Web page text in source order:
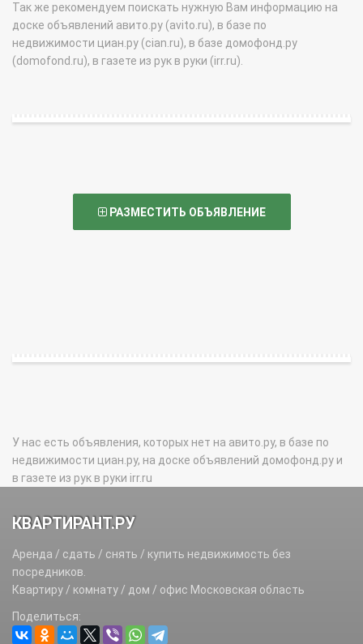
Так же рекомендуем поискать нужную Вам информацию на
доске объявлений авито.ру (avito.ru), в базе по
недвижимости циан.ру (cian.ru), в базе домофонд.ру
(domofond.ru), в газете из рук в руки (irr.ru).
РАЗМЕСТИТЬ ОБЪЯВЛЕНИЕ
У нас есть объявления, которых нет на авито.ру, в базе по
недвижимости циан.ру, на доске объявлений домофонд.ру и
в газете из рук в руки irr.ru
КВАРТИРАНТ.РУ
Аренда / сдать / снять / купить недвижимость без
посредников.
Квартиру / комнату / дом / офис Московская область
Поделиться: